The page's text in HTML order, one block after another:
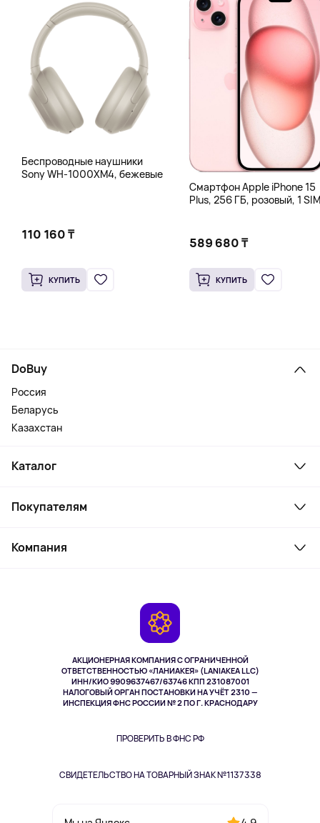
Беспроводные наушники
Sony WH-1000XM4, бежевые
110 160 ₸
КУПИТЬ
Смартфон Apple iPhone 15
Plus, 256 ГБ, розовый, 1
589 680 ₸
КУПИТЬ
АКЦИОНЕРНАЯ КОМПАНИЯ С ОГРАНИЧЕННОЙ
ОТВЕТСТВЕННОСТЬЮ «ЛАНИАКЕЯ» (LANIAKEA LLC)
ИНН/КИО 9909637467/63746 КПП 231087001
НАЛОГОВЫЙ ОРГАН ПОСТАНОВКИ НА УЧЁТ 2310 —
ИНСПЕКЦИЯ ФНС РОССИИ № 2 ПО Г. КРАСНОДАРУ
ПРОВЕРИТЬ В ФНС РФ
СВИДЕТЕЛЬСТВО НА ТОВАРНЫЙ ЗНАК №1137338
DoBuy
Россия
Беларусь
Казахстан
Каталог
Ноутбуки, мониторы, VR
Парфюмерия и косметика
Одежда и аксессуары
Покупателям
Как заказать
Компания